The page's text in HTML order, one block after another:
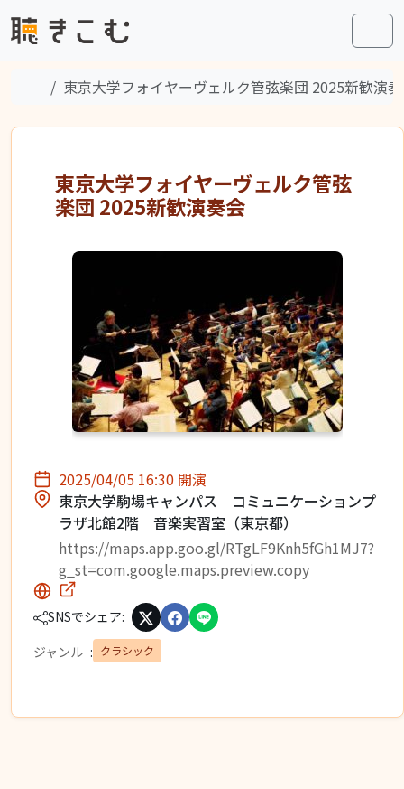
Home
東京大学フォイヤーヴェルク管弦楽団 2025新歓演
東京大学フォイヤーヴェルク管弦
楽団 2025新歓演奏会
2025/04/05 16:30 開演
東京大学駒場キャンパス コミュニケーションプ
ラザ北館2階 音楽実習室（東京都）
https://maps.app.goo.gl/RTgLF9Knh5fGh1MJ7?
g_st=com.google.maps.preview.copy
SNSでシェア:
ジャンル : クラシック